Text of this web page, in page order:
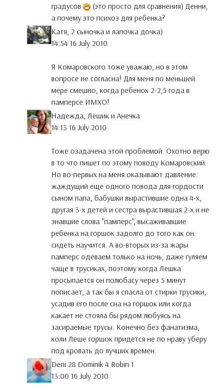
градусов
(это просто для сравнения) Денни,
а почему это психоз для ребенка?
Катя, 2 сыночка и лапочка дочка)
14:54 16 July 2010
Я Комаровского тоже уважаю, но в этом
вопросе не согласна! Для меня по меньшей
мере смешно, когда ребенок 2-2,5 года в
памперсе ИМХО!
Надежда, Лёшик и Анечка
14:13 16 July 2010
Тоже озадачена этой проблемой. Охотно верю
в то что пишет по этому поводу Комаровский.
Но во-первых на меня оказывают давление:
жаждущий еще одного повода для гордости
сыном папа, бабушки вырастившие одна 4-х,
другая 3-х детей и сестра вырастившая 2-х и не
знавшие слова "памперс", высаживавшие
ребенка на горшок задолго до того как он
сидеть научится. А во-вторых из-за жары
памперс одеваем только на ночь, даже гуляем
чаще в трусиках, поэтому когда Лешка
просыпается он полюбасу через 5 минут
пописает, а так бы я спасла от стирки трусики,
усадив его после сна на горшок или когда
какает не стояла бы рядом любуясь на
засираемые трусы. Конечно без фанатизма,
коли Леше горшок придется не по нраву уберу
под кровать до лучших времен.
Deni 28 Dominik 4 Robin 1
13:00 16 July 2010